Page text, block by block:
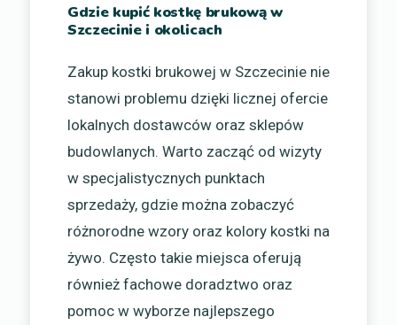
Gdzie kupić kostkę brukową w
Szczecinie i okolicach
Zakup kostki brukowej w Szczecinie nie
stanowi problemu dzięki licznej ofercie
lokalnych dostawców oraz sklepów
budowlanych. Warto zacząć od wizyty
w specjalistycznych punktach
sprzedaży, gdzie można zobaczyć
różnorodne wzory oraz kolory kostki na
żywo. Często takie miejsca oferują
również fachowe doradztwo oraz
pomoc w wyborze najlepszego